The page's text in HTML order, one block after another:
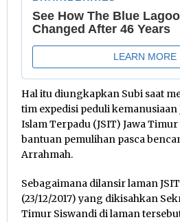
Hal itu diungkapkan Subi saat
tim expedisi peduli
Islam Terpadu (JSIT) Jawa
bantuan pemulihan pasca
Arrahmah.
Sebagaimana dilansir laman
(23/12/2017) yang dikisahkan
Timur Siswandi di laman